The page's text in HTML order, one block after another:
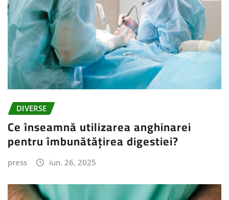
DIVERSE
Ce înseamnă utilizarea anghinarei
pentru îmbunătățirea digestiei?
press iun. 26, 2025